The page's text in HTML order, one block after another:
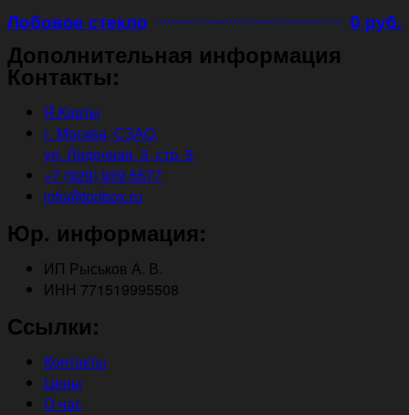
Лобовое стекло 0 руб.
Дополнительная информация
Контакты:
Я.Карты
г. Москва, СЗАО,
ул. Лодочная, 3, стр. 5
+7 (929) 939 5577
info@tonbox.ru
Юр. информация:
ИП Рыськов А. В.
ИНН 771519995508
Ссылки:
Контакты
Цены
О нас